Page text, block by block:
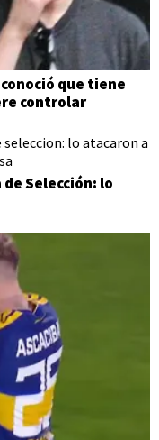
que tiene
controlar
Selección: lo